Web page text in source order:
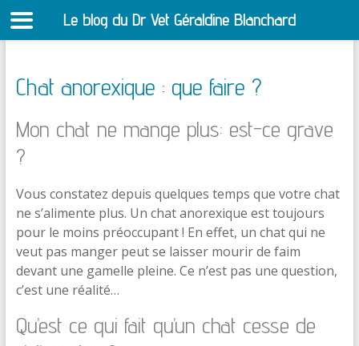
Chat anorexique : que faire ?
Mon chat ne mange plus: est-ce grave
?
Vous constatez depuis quelques temps que votre chat
ne s’alimente plus. Un chat anorexique est toujours
pour le moins préoccupant ! En effet, un chat qui ne
veut pas manger peut se laisser mourir de faim
devant une gamelle pleine. Ce n’est pas une question,
c’est une réalité…
Qu’est ce qui fait qu’un chat cesse de
Le blog du Dr Vet Géraldine Blanchard